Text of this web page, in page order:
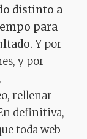
distinto a
para
Y por
y por
rellenar
definitiva,
toda web